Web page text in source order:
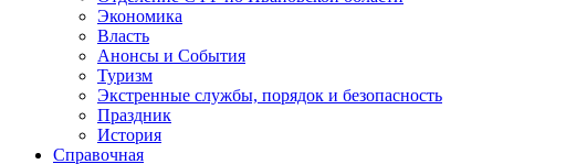
Экономика
Власть
Анонсы и События
Туризм
Экстренные службы, порядок и безопасность
Праздник
История
Справочная